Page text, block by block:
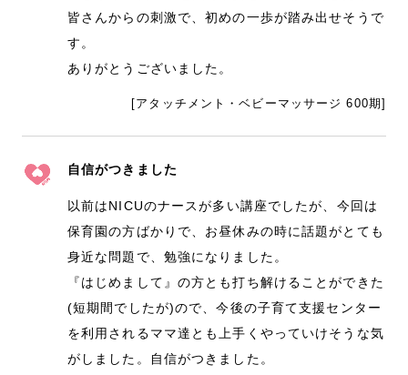
皆さんからの刺激で、初めの一歩が踏み出せそうで
す。
ありがとうございました。
[アタッチメント・ベビーマッサージ 600期]
自信がつきました
以前はNICUのナースが多い講座でしたが、今回は
保育園の方ばかりで、お昼休みの時に話題がとても
身近な問題で、勉強になりました。
『はじめまして』の方とも打ち解けることができた
(短期間でしたが)ので、今後の子育て支援センター
を利用されるママ達とも上手くやっていけそうな気
がしました。自信がつきました。